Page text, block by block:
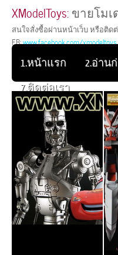
XModelToys: ขายโมเ
สนใจสั่งซื้อผ่านหน้าเว็บ หรือติดต่อ:
FB:www.facebook.com/xmodeltoys
1.หน้าแรก 2.อ่าน
7.ติดต่อเรา